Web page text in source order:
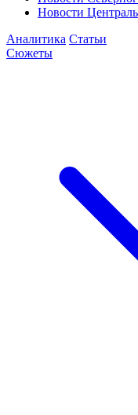
Новости
Аналитика Статьи
Сюжеты